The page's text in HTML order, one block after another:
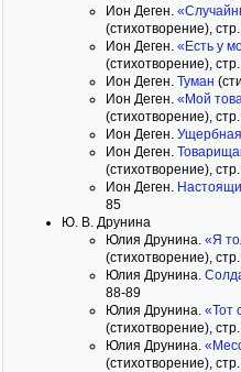
Ион Деген.
(стихотворение),
Ион Деген. «Есть у
(стихотворение),
Ион Деген. Туман
Ион Деген. «Мой
(стихотворение),
Ион Деген. Ущербная
Ион Деген.
(стихотворение),
Ион Деген.
85
Ю. В. Друнина
Юлия Друнина. «Я
(стихотворение),
Юлия Друнина.
88-89
Юлия Друнина. «Тот
(стихотворение),
Юлия Друнина.
(стихотворение),